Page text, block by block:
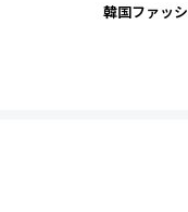
韓国ファッ